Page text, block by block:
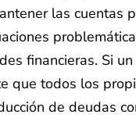
las
financieras. Si
que todos los
de deudas